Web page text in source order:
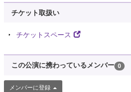
チケット取扱い
チケットスペース
この公演に携わっているメンバー 0
メンバーに登録